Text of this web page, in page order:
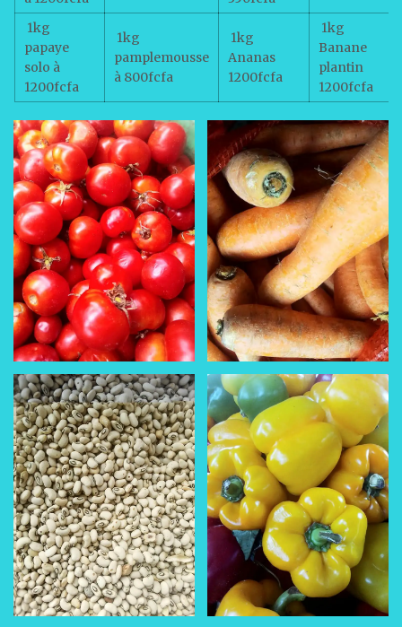
1kg
papaye
solo à
1200fcfa
1kg
pamplemousse
à 800fcfa
1kg
Ananas
1200fcfa
1kg
Banane
plantin
1200fcfa